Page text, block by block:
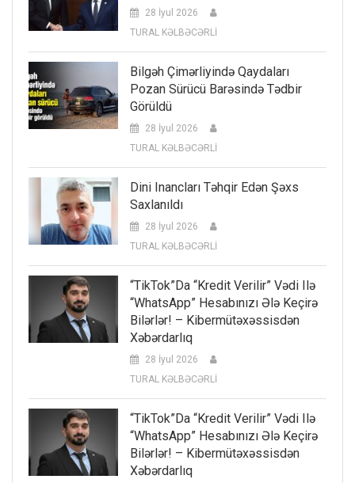
28 İyul 2026
TURAL KƏLBƏCƏRLİ
Bilgəh Çimərliyində Qaydaları
Pozan Sürücü Barəsində Tədbir
Görüldü
28 İyul 2026
TURAL KƏLBƏCƏRLİ
Dini Inancları Təhqir Edən Şəxs
Saxlanıldı
28 İyul 2026
TURAL KƏLBƏCƏRLİ
“TikTok”da “kredit Verilir” Vədi Ilə
“WhatsApp” Hesabınızı Ələ Keçirə
Bilərlər! – Kibermütəxəssisdən
Xəbərdarlıq
28 İyul 2026
TURAL KƏLBƏCƏRLİ
“TikTok”da “kredit Verilir” Vədi Ilə
“WhatsApp” Hesabınızı Ələ Keçirə
Bilərlər! – Kibermütəxəssisdən
Xəbərdarlıq